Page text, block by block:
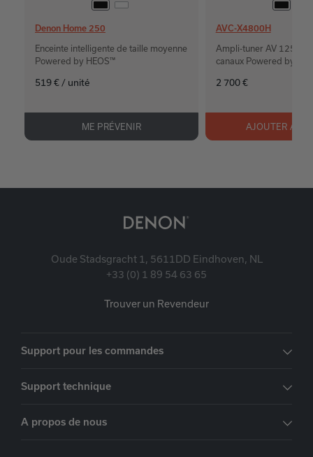
Denon Home 250
Enceinte intelligente de taille moyenne
Powered by HEOS™
519 € / unité
ME PRÉVENIR
AVC-X4800H
Ampli-tuner AV 125W
canaux Powered by
2 700 €
AJOUTER AU
Oude Stadsgracht 1, 5611DD Eindhoven, NL
+33 (0) 1 89 54 63 65
Trouver un Revendeur
Support pour les commandes
Support technique
A propos de nous